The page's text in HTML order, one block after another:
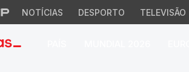
NOTÍCIAS DESPORTO TELEVISÃO